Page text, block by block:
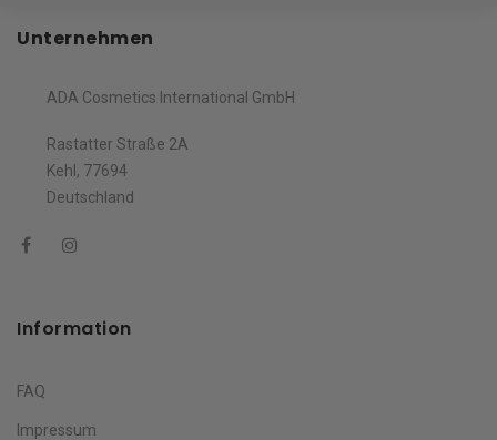
Unternehmen
ADA Cosmetics International GmbH
Rastatter Straße 2A
Kehl, 77694
Deutschland
Information
FAQ
Impressum